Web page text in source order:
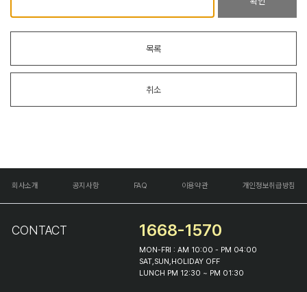
목록
취소
회사소개 공지사항 FAQ 이용약관 개인정보취급방침
CONTACT 1668-1570
MON-FRI : AM 10:00 - PM 04:00
SAT,SUN,HOLIDAY OFF
LUNCH PM 12:30 ~ PM 01:30